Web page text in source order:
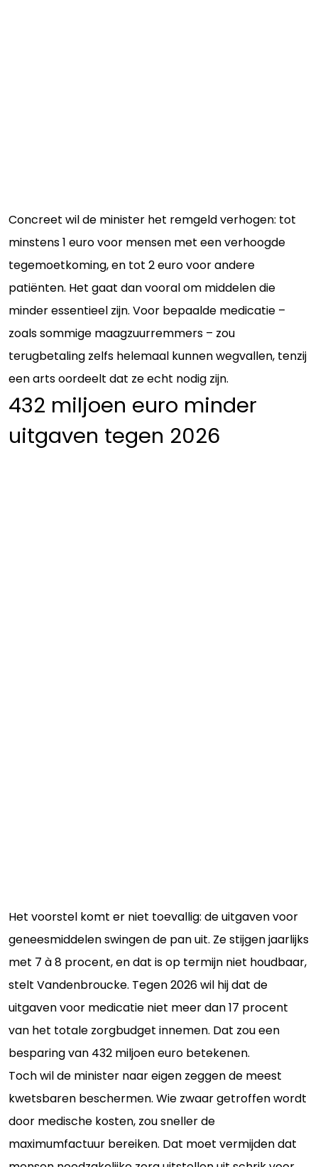
Concreet wil de minister het remgeld verhogen: tot
minstens 1 euro voor mensen met een verhoogde
tegemoetkoming, en tot 2 euro voor andere
patiënten. Het gaat dan vooral om middelen die
minder essentieel zijn. Voor bepaalde medicatie –
zoals sommige maagzuurremmers – zou
terugbetaling zelfs helemaal kunnen wegvallen, tenzij
een arts oordeelt dat ze echt nodig zijn.
432 miljoen euro minder
uitgaven tegen 2026
Het voorstel komt er niet toevallig: de uitgaven voor
geneesmiddelen swingen de pan uit. Ze stijgen jaarlijks
met 7 à 8 procent, en dat is op termijn niet houdbaar,
stelt Vandenbroucke. Tegen 2026 wil hij dat de
uitgaven voor medicatie niet meer dan 17 procent
van het totale zorgbudget innemen. Dat zou een
besparing van 432 miljoen euro betekenen.
Toch wil de minister naar eigen zeggen de meest
kwetsbaren beschermen. Wie zwaar getroffen wordt
door medische kosten, zou sneller de
maximumfactuur bereiken. Dat moet vermijden dat